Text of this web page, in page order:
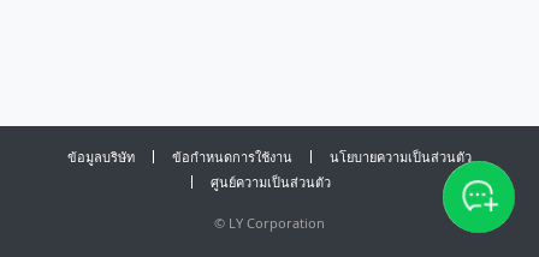
ข้อมูลบริษัท ข้อกำหนดการใช้งาน
นโยบายความเป็นส่วนตัว
ศูนย์ความเป็นส่วนตัว
© LY Corporation